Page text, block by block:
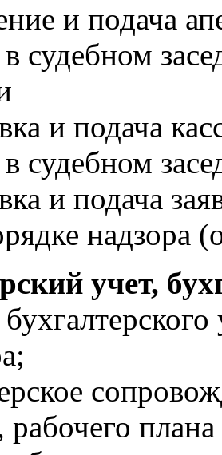
и подача
судебном
и подача
судебном
и подача
надзора
учет,